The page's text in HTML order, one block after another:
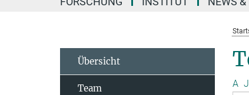
A J
Übersicht
Team